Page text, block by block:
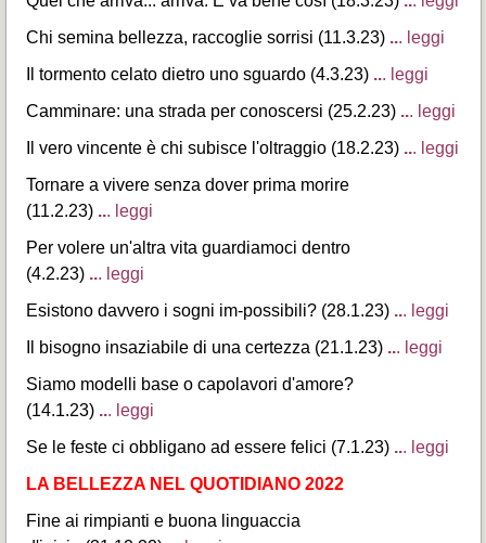
Chi semina bellezza, raccoglie sorrisi (11.3.23) ... leggi
Il tormento celato dietro uno sguardo (4.3.23) ... leggi
Camminare: una strada per conoscersi (25.2.23) ... leggi
Il vero vincente è chi subisce l'oltraggio (18.2.23) ... leggi
Tornare a vivere senza dover prima morire
(11.2.23) ... leggi
Per volere un'altra vita guardiamoci dentro
(4.2.23) ... leggi
Esistono davvero i sogni im-possibili? (28.1.23) ... leggi
Il bisogno insaziabile di una certezza (21.1.23) ... leggi
Siamo modelli base o capolavori d'amore?
(14.1.23) ... leggi
Se le feste ci obbligano ad essere felici (7.1.23) ... leggi
LA BELLEZZA NEL QUOTIDIANO2022
Fine ai rimpianti e buona linguaccia